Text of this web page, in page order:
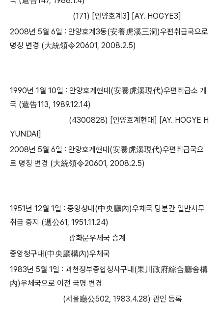
(171) [안양호계3] [AY. HOGYE3]
2008년 5월 6일 : 안양호계3동(安養虎溪三洞)우편취급국으로
명칭 변경 (大統領令20601, 2008.2.5)
1990년 1월 10일 : 안양호계현대(安養虎溪現代)우편취급소 개
국 (遞告113, 1989.12.14)
​ (4300828) [안양호계현대] [AY. HOGYE H
YUNDAI]
2008년 5월 6일 : 안양호계현대(安養虎溪現代)우편취급국으
로 명칭 변경 (大統領令20601, 2008.2.5)
​1951년 12월 1일 : 중앙청내(中央廳內)우체국 당분간 일반사무
취급 중지 (遞公61, 1951.11.24)
광화문우체국 승계
중앙청구내(中央廳構內)우체국
1983년 5월 1일 : 과천정부종합청사구내(果川政府綜合廳舍構
內)우체국으로 이전 국명 변경
(서울廳公502, 1983.4.28) 관인 등록